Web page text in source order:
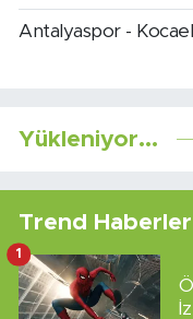
Antalyaspor -
Yükleniyor...
Trend Haberler
1